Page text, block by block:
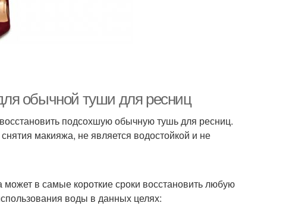
обычной туши для ресниц
подсохшую обычную тушь для ресниц.
макияжа, не является водостойкой и не
в самые короткие сроки восстановить любую
воды в данных целях: